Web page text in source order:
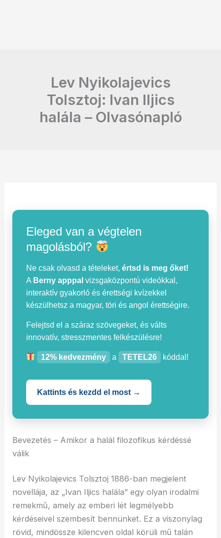
Lev Nyikolajevics
Tolsztoj: Ivan Iljics
halála – Olvasónapló
Eleged van a végtelen
magolásból?
Ne csak olvasd a tételeket,értsd is meg őket!
A Berny apppal vizsgaközpontú videókkal,
interaktív gyakorló és érettségi kvízekkel
készülhetsz a magyar, töri és angol érettségire.
Felejtsd el a száraz szövegeket, és válts
innovatív, stresszmentes felkészülésre!
12% kedvezmény a TETEL26 kóddal!
Kattints és kezdd el most →
Bevezetés – Amikor a halál filozofikus kérdéssé
válik
Lev Nyikolajevics Tolsztoj 1886-ban megjelent
novellája, az „Ivan Iljics halála” egy olyan irodalmi
remekmű, amely az emberi lét legmélyebb
kérdéseivel szembesít bennünket. Ez a viszonylag
rövid, mindössze kilencven oldal körüli mű talán